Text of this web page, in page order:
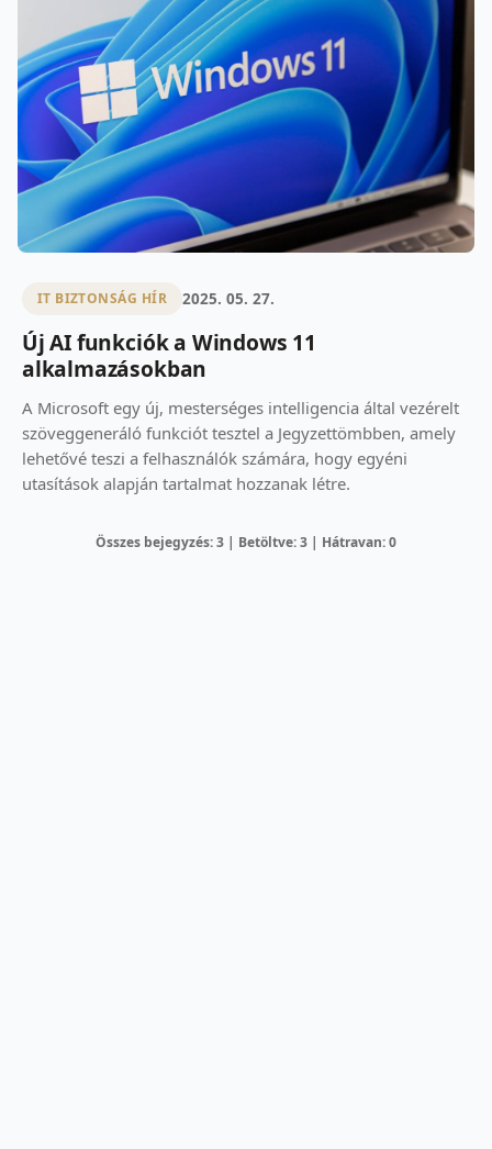
IT BIZTONSÁG HÍR 2025. 05. 27.
Új AI funkciók a Windows 11
alkalmazásokban
A Microsoft egy új, mesterséges intelligencia által vezérelt
szöveggeneráló funkciót tesztel a Jegyzettömbben, amely
lehetővé teszi a felhasználók számára, hogy egyéni
utasítások alapján tartalmat hozzanak létre.
Összes bejegyzés: 3 | Betöltve: 3 | Hátravan: 0